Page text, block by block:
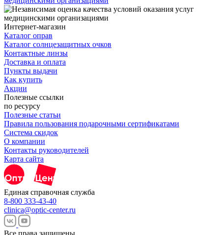
Интернет-магазин
Каталог оправ
Каталог солнцезащитных очков
Контактные линзы
Доставка и оплата
Пункты выдачи
Как купить
Акции
Полезные ссылки
по ресурсу
Полезные статьи
Правила пользования подарочными сертификатами
Система скидок
О компании
Контакты руководителей
Карта сайта
Единая справочная служба
8-800 333-43-40
clinica@optic-center.ru
Все права защищены